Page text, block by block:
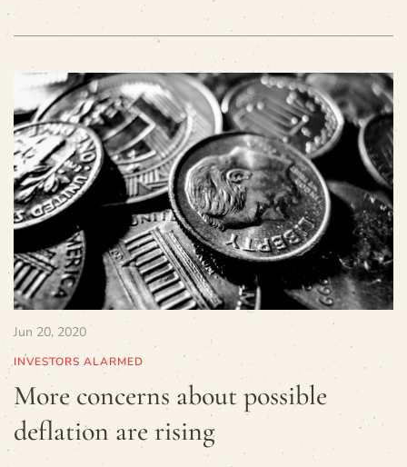
Jun 20, 2020
INVESTORS ALARMED
More concerns about possible
deflation are rising